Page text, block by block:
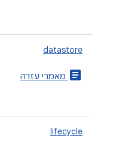
datastore
article מאמרי עזרה
lifecycle